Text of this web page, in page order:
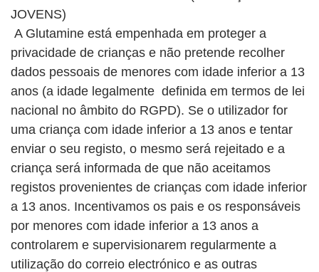
JOVENS)
A Glutamine está empenhada em proteger a
privacidade de crianças e não pretende recolher
dados pessoais de menores com idade inferior a 13
anos (a idade legalmente definida em termos de lei
nacional no âmbito do RGPD). Se o utilizador for
uma criança com idade inferior a 13 anos e tentar
enviar o seu registo, o mesmo será rejeitado e a
criança será informada de que não aceitamos
registos provenientes de crianças com idade inferior
a 13 anos. Incentivamos os pais e os responsáveis
por menores com idade inferior a 13 anos a
controlarem e supervisionarem regularmente a
utilização do correio electrónico e as outras